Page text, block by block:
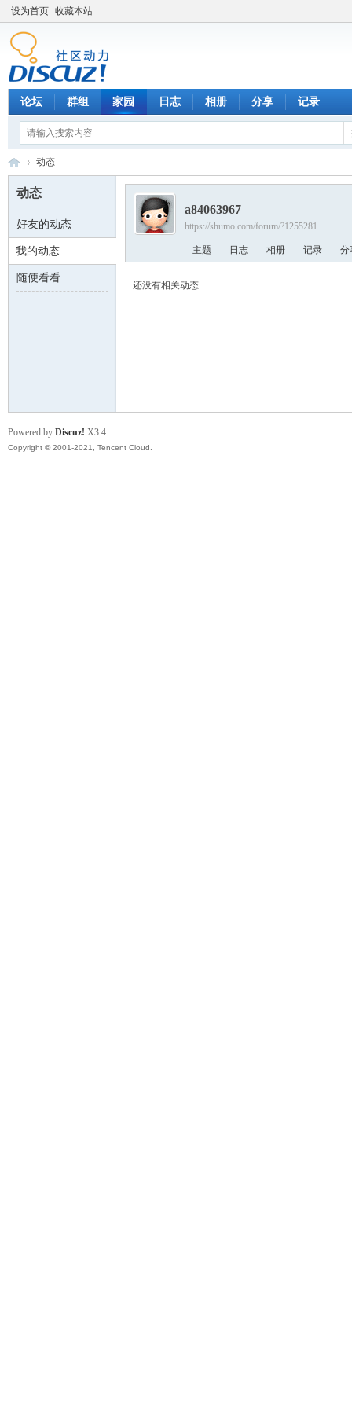
设为首页 收藏本站
论坛 群组 家园 日志 相册 分享 记录
数 ›
动态
动态
好友的动态
我的动态
随便看看
a84063967
https://shumo.com/forum/?1255281
主题 日志 相册 记录 分
还没有相关动态
Powered by Discuz! X3.4
Copyright © 2001-2021, Tencent Cloud.